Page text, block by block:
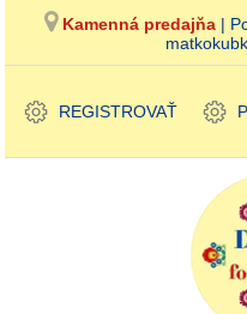
Kamenná predajňa |
REGISTROVAŤ